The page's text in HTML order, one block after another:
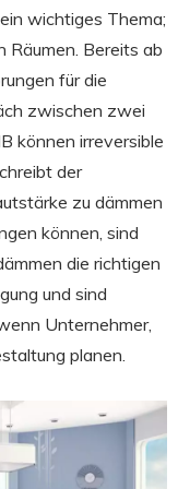
wichtiges Thema;
Räumen. Bereits ab
für die
zwischen zwei
können irreversible
der
zu dämmen
können, sind
die richtigen
und sind
Unternehmer,
planen.